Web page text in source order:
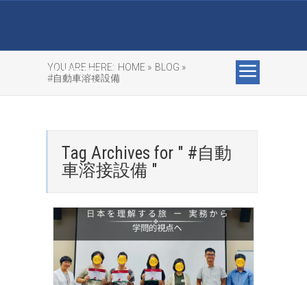
YOU ARE HERE: HOME » BLOG »
#自動車溶接設備
Tag Archives for " #自動
車溶接設備 "